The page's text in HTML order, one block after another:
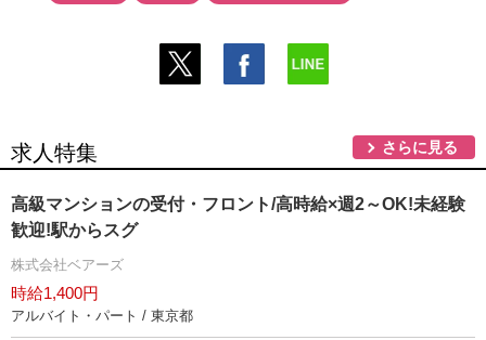
求人特集 さらに見る
高級マンションの受付・フロント/高時給×週2～OK!未経験
歓迎!駅からスグ
株式会社ベアーズ
時給1,400円
アルバイト・パート / 東京都